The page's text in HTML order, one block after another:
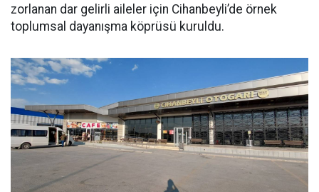
zorlanan dar gelirli aileler için Cihanbeyli’de örnek
toplumsal dayanışma köprüsü kuruldu.